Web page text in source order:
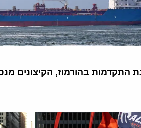
התקדמות בהורמוז, הקיצונים